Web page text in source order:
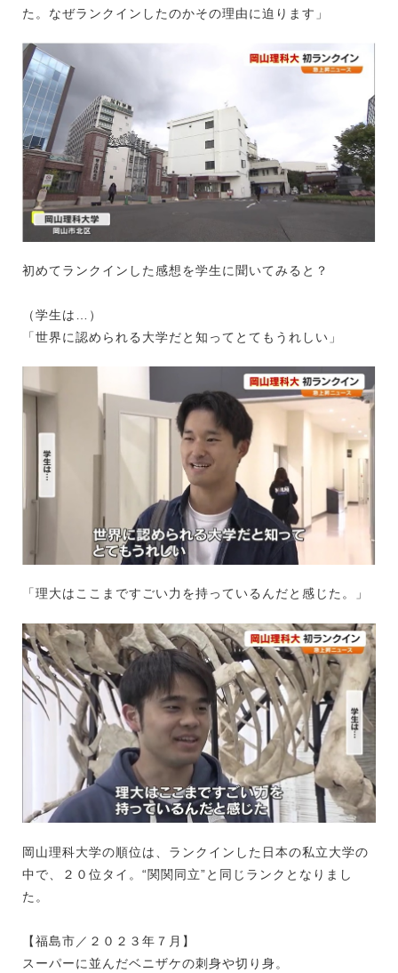
た。なぜランクインしたのかその理由に迫ります」
初めてランクインした感想を学生に聞いてみると？
（学生は…）
「世界に認められる大学だと知ってとてもうれしい」
「理大はここまですごい力を持っているんだと感じた。」
岡山理科大学の順位は、ランクインした日本の私立大学の
中で、２０位タイ。“関関同立”と同じランクとなりまし
た。
【福島市／２０２３年７月】
スーパーに並んだベニザケの刺身や切り身。